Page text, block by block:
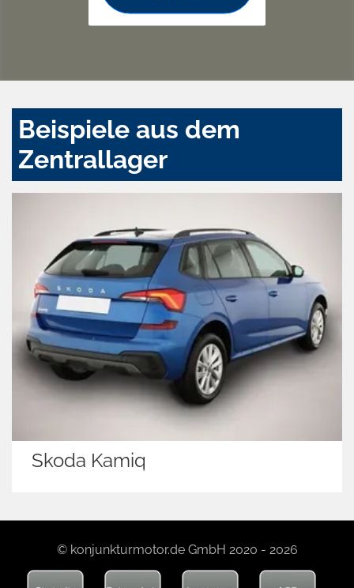
Beispiele aus dem
Zentrallager
Skoda Kamiq
© konjunkturmotor.de GmbH 2020 - 2026